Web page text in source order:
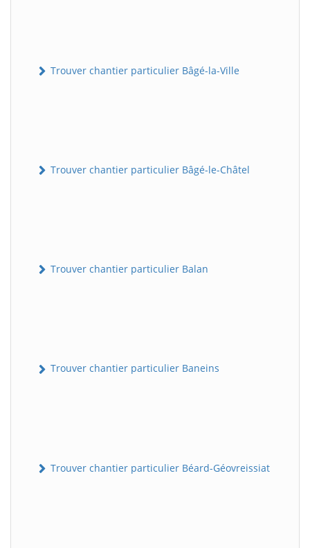
Trouver chantier particulier Bâgé-la-Ville
Trouver chantier particulier Bâgé-le-Châtel
Trouver chantier particulier Balan
Trouver chantier particulier Baneins
Trouver chantier particulier Béard-Géovreissiat